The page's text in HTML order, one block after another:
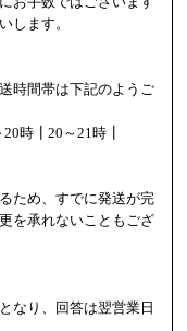
します。
時間帯は下記のようご
時┃20～21時┃
ため、すでに発送が完
を承れないこともござ
なり、回答は翌営業日